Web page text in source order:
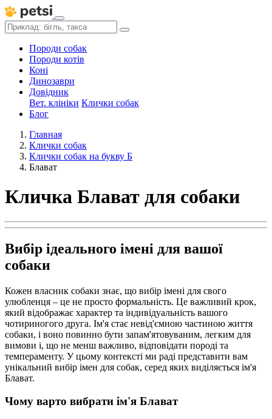
Породи собак
Породи котів
Коні
Динозаври
Довідник
Вет. клініки Клички собак
Блог
Главная
Клички собак
Клички собак на букву Б
Блават
Кличка Блават для собаки
Вибір ідеального імені для вашої
собаки
Кожен власник собаки знає, що вибір імені для свого
улюбленця – це не просто формальність. Це важливий крок,
який відображає характер та індивідуальність вашого
чотириногого друга. Ім'я стає невід'ємною частиною життя
собаки, і воно повинно бути запам'ятовуваним, легким для
вимови і, що не менш важливо, відповідати породі та
темпераменту. У цьому контексті ми раді представити вам
унікальний вибір імен для собак, серед яких виділяється ім'я
Блават.
Чому варто вибрати ім'я Блават